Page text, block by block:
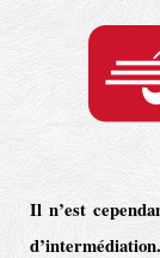
Il n’est